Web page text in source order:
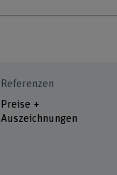
Referenzen
Preise +
Auszeichnungen